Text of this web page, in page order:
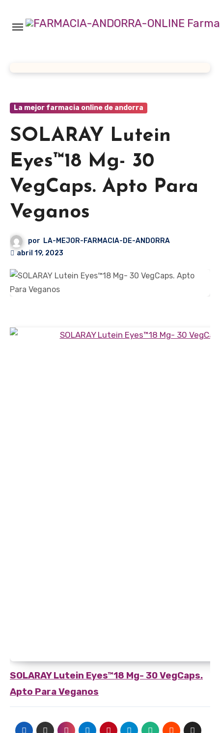
contenido
La mejor farmacia online de andorra
SOLARAY Lutein
Eyes™18 Mg- 30
VegCaps. Apto Para
Veganos
por LA-MEJOR-FARMACIA-DE-ANDORRA
abril 19, 2023
SOLARAYLutein Eyes™18 Mg- 30 VegCaps.
Apto Para Veganos